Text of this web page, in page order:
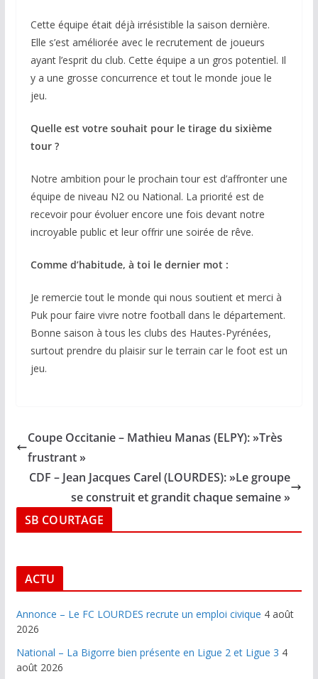
Cette équipe était déjà irrésistible la saison dernière.
Elle s’est améliorée avec le recrutement de joueurs
ayant l’esprit du club. Cette équipe a un gros potentiel. Il
y a une grosse concurrence et tout le monde joue le
jeu.
Quelle est votre souhait pour le tirage du sixième
tour ?
Notre ambition pour le prochain tour est d’affronter une
équipe de niveau N2 ou National. La priorité est de
recevoir pour évoluer encore une fois devant notre
incroyable public et leur offrir une soirée de rêve.
Comme d’habitude, à toi le dernier mot :
Je remercie tout le monde qui nous soutient et merci à
Puk pour faire vivre notre football dans le département.
Bonne saison à tous les clubs des Hautes-Pyrénées,
surtout prendre du plaisir sur le terrain car le foot est un
jeu.
Coupe Occitanie – Mathieu Manas (ELPY): »Très
frustrant »
CDF – Jean Jacques Carel (LOURDES): »Le groupe
se construit et grandit chaque semaine »
SB COURTAGE
ACTU
Annonce – Le FC LOURDES recrute un emploi civique 4 août
2026
National – La Bigorre bien présente en Ligue 2 et Ligue 3 4
août 2026